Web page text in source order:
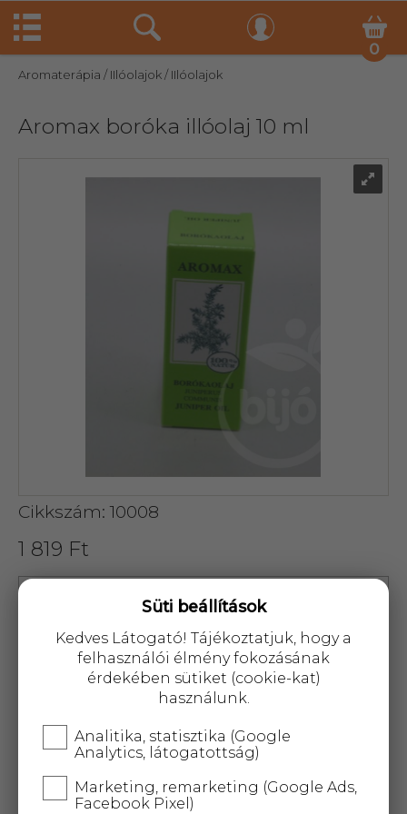
0
Aromaterápia / IIlóolajok/ IIlóolajok
Aromax boróka illóolaj 10 ml
Cikkszám: 10008
1 819 Ft
KOSÁRBA
Leggyakrabban különböző eredetű krónikus
mozgásszervi megbetegedések kezelésre
Süti beállítások
Kedves Látogató! Tájékoztatjuk, hogy a
felhasználói élmény fokozásának
érdekében sütiket (cookie-kat)
használunk.
Analitika, statisztika (Google
Analytics, látogatottság)
Marketing, remarketing (Google Ads,
Facebook Pixel)